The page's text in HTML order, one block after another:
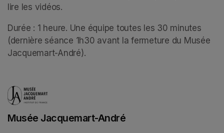
lire les vidéos.
Durée : 1 heure. Une équipe toutes les 30 minutes
(dernière séance 1h30 avant la fermeture du Musée
Jacquemart-André).
Musée Jacquemart-André